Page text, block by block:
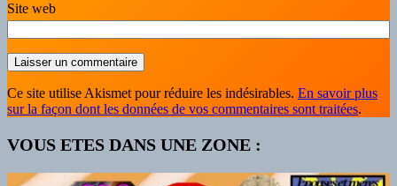
Site web
Ce site utilise Akismet pour réduire les indésirables. En savoir plus
sur la façon dont les données de vos commentaires sont traitées.
VOUS ETES DANS UNE ZONE :